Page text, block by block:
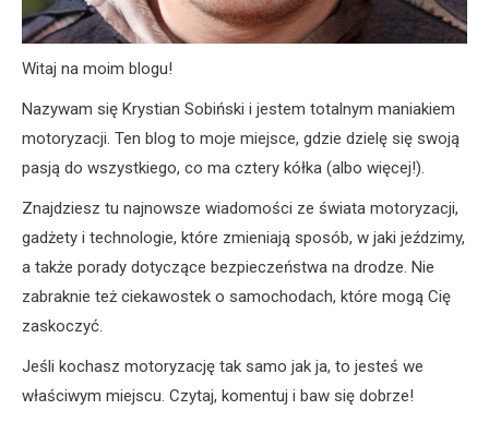
Witaj na moim blogu!
Nazywam się Krystian Sobiński i jestem totalnym maniakiem
motoryzacji. Ten blog to moje miejsce, gdzie dzielę się swoją
pasją do wszystkiego, co ma cztery kółka (albo więcej!).
Znajdziesz tu najnowsze wiadomości ze świata motoryzacji,
gadżety i technologie, które zmieniają sposób, w jaki jeździmy,
a także porady dotyczące bezpieczeństwa na drodze. Nie
zabraknie też ciekawostek o samochodach, które mogą Cię
zaskoczyć.
Jeśli kochasz motoryzację tak samo jak ja, to jesteś we
właściwym miejscu. Czytaj, komentuj i baw się dobrze!